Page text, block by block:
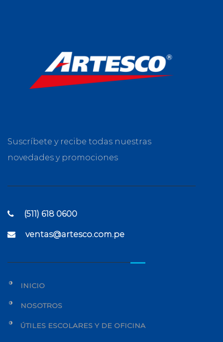
Suscríbete y recibe todas nuestras
novedades y promociones
(511) 618 0600
ventas@artesco.com.pe
INICIO
NOSOTROS
ÚTILES ESCOLARES Y DE OFICINA